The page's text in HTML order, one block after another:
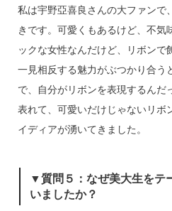
私は宇野亞喜良さんの大ファンで
きです。可愛くもあるけど、不気
ックな女性なんだけど、リボンで
一見相反する魅力がぶつかり合う
で、自分がリボンを表現するんだ
表れて、可愛いだけじゃないリボ
イディアが湧いてきました。
▼質問５：なぜ美大生をテ
いましたか？